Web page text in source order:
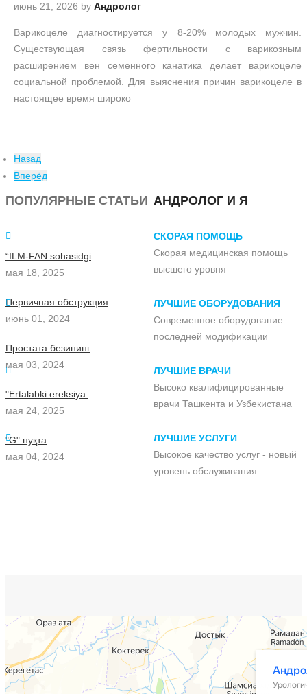
июнь 21, 2026 by Андролог
Варикоцеле диагностируется у 8-20% молодых мужчин.
Существующая связь фертильности с варикозным
расширением вен семенного канатика делает варикоцеле
социальной проблемой. Для выяснения причин варикоцеле в
настоящее время широко
Назад
Вперёд
ПОПУЛЯРНЫЕ СТАТЬИ
“ILM-FAN sohasidgi
мая 18, 2025
Первичная обструкция
июнь 01, 2024
Простата безининг
мая 03, 2024
"Ertalabki ereksiya:
мая 24, 2025
"G" нуқта
мая 04, 2024
АНДРОЛОГ И Я
СКОРАЯ ПОМОЩЬ
Скорая медицинская помощь
высшего уровня
ЛУЧШИЕ ОБОРУДОВАНИЯ
Современное оборудование
последней модификации
ЛУЧШИЕ ВРАЧИ
Высоко квалифицированные
врачи Ташкента и Узбекистана
ЛУЧШИЕ УСЛУГИ
Высокое качество услуг - новый
уровень обслуживания